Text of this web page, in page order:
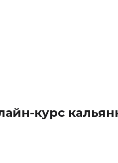
курс